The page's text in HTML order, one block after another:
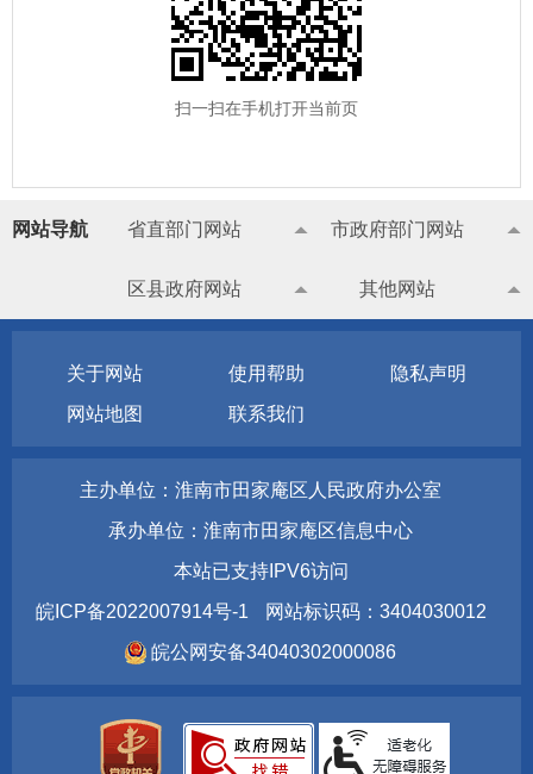
扫一扫在手机打开当前页
网站导航 省直部门网站 市政府部门网站
区县政府网站 其他网站
关于网站 使用帮助
隐私声明
网站地图
联系我们
主办单位：淮南市田家庵区人民政府办公室
承办单位：淮南市田家庵区信息中心
本站已支持IPV6访问
皖ICP备2022007914号-1
网站标识码：3404030012
皖公网安备34040302000086